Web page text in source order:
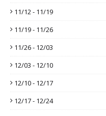
11/12 - 11/19
11/19 - 11/26
11/26 - 12/03
12/03 - 12/10
12/10 - 12/17
12/17 - 12/24